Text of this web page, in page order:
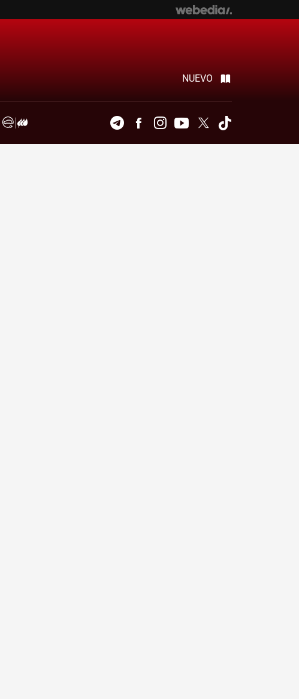
NUEVO
TelegramFacebookInstagramYoutubeTwitter